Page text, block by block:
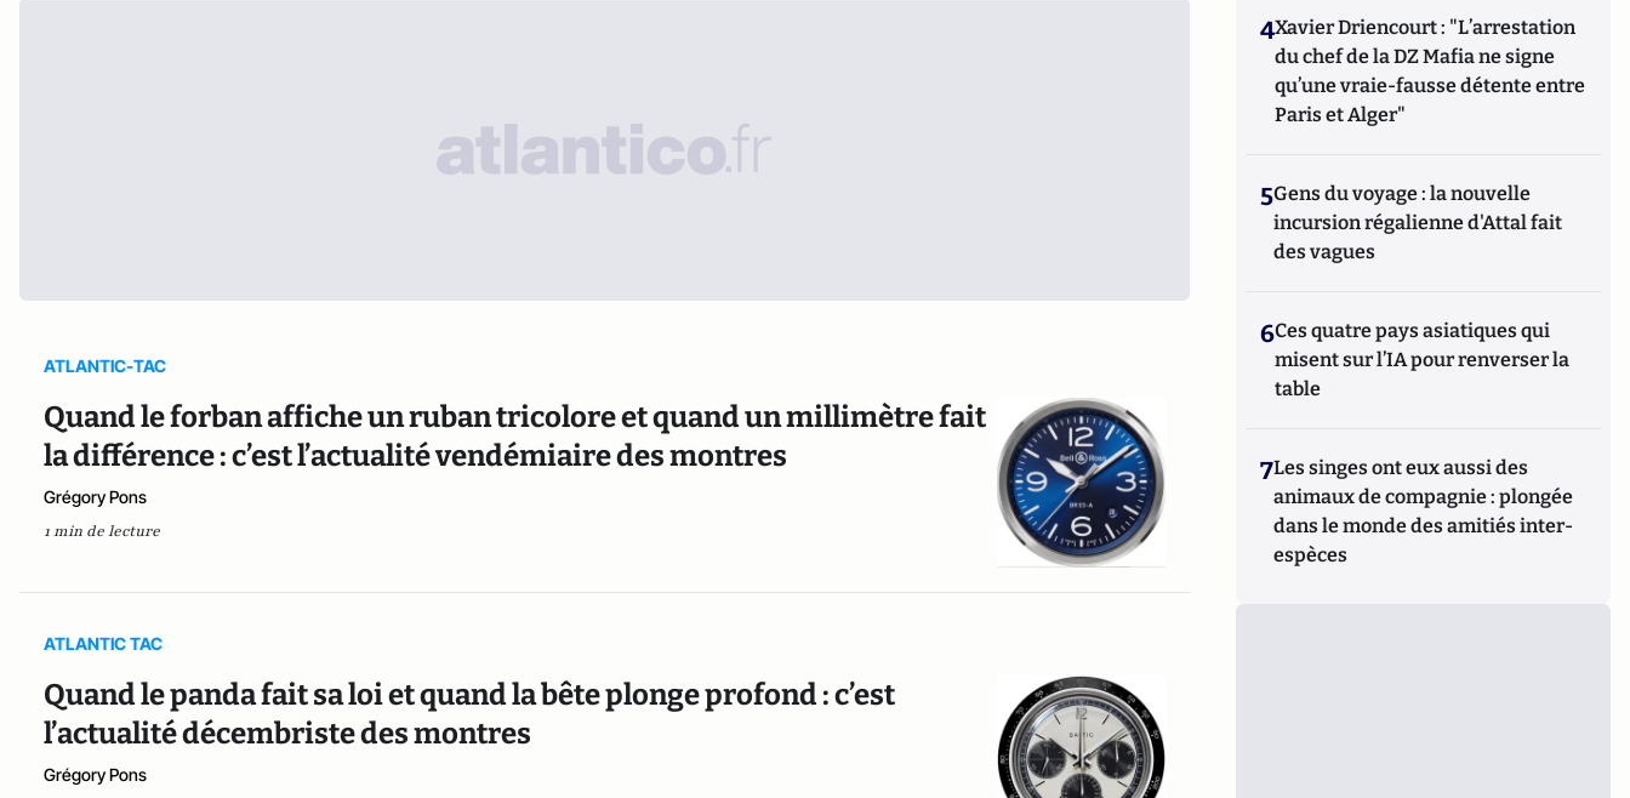
ATLANTIC-TAC
Quand le forban affiche un ruban tricolore et quand un millimètre fait
la différence : c’est l’actualité vendémiaire des montres
Grégory Pons
1 min de lecture
ATLANTIC TAC
Quand le panda fait sa loi et quand la bête plonge profond : c’est
l’actualité décembriste des montres
Grégory Pons
4Xavier Driencourt : "L’arrestation
du chef de la DZ Mafia ne signe
qu’une vraie-fausse détente entre
Paris et Alger"
5Gens du voyage : la nouvelle
incursion régalienne d'Attal fait
des vagues
6Ces quatre pays asiatiques qui
misent sur l’IA pour renverser la
table
7Les singes ont eux aussi des
animaux de compagnie : plongée
dans le monde des amitiés inter-
espèces